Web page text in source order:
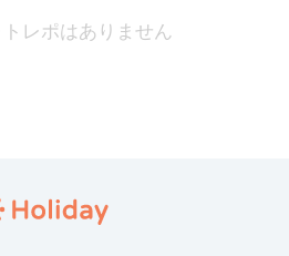
レポはありません